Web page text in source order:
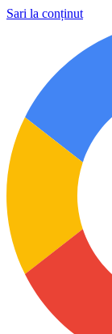
Sari la conținut